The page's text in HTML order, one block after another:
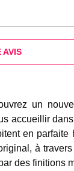
AVIS
un
accueillir
en parfaite
à
des finitions